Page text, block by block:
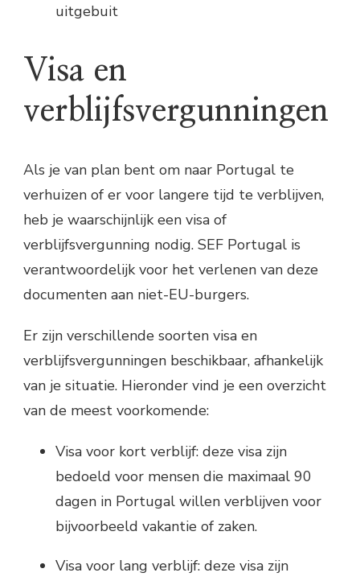
uitgebuit
Visa en
verblijfsvergunningen
Als je van plan bent om naar Portugal te
verhuizen of er voor langere tijd te verblijven,
heb je waarschijnlijk een visa of
verblijfsvergunning nodig. SEF Portugal is
verantwoordelijk voor het verlenen van deze
documenten aan niet-EU-burgers.
Er zijn verschillende soorten visa en
verblijfsvergunningen beschikbaar, afhankelijk
van je situatie. Hieronder vind je een overzicht
van de meest voorkomende:
Visa voor kort verblijf: deze visa zijn
bedoeld voor mensen die maximaal 90
dagen in Portugal willen verblijven voor
bijvoorbeeld vakantie of zaken.
Visa voor lang verblijf: deze visa zijn